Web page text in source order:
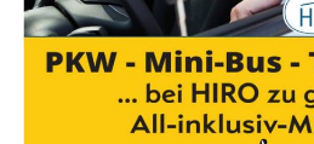
Adres­se: Frie­sen­weg 18,
Moor­dorf
E‑Mail: t.i.service@outlook.de
Tele­fon: 0170 898 22 39